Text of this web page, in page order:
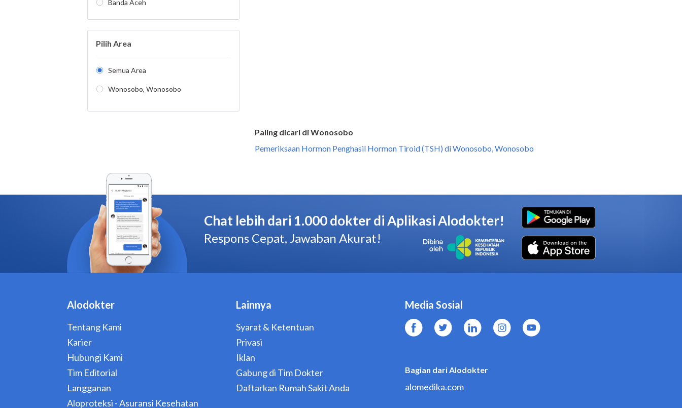
Paling dicari di Wonosobo
Pemeriksaan Hormon Penghasil Hormon Tiroid (TSH) di Wonosobo, Wonosobo